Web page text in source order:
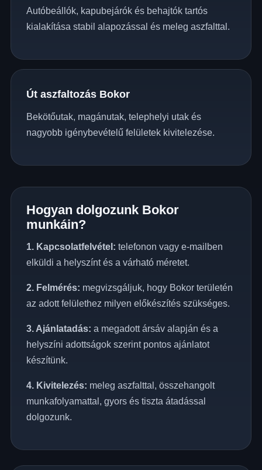
Autóbeállók, kapubejárók és behajtók tartós
kialakítása stabil alapozással és meleg aszfalttal.
Út aszfaltozás Bokor
Bekötőutak, magánutak, telephelyi utak és
nagyobb igénybevételű felületek kivitelezése.
Hogyan dolgozunk Bokor
munkáin?
1. Kapcsolatfelvétel: telefonon vagy e-mailben
elküldi a helyszínt és a várható méretet.
2. Felmérés: megvizsgáljuk, hogy Bokor területén
az adott felülethez milyen előkészítés szükséges.
3. Ajánlatadás: a megadott ársáv alapján és a
helyszíni adottságok szerint pontos ajánlatot
készítünk.
4. Kivitelezés: meleg aszfalttal, összehangolt
munkafolyamattal, gyors és tiszta átadással
dolgozunk.